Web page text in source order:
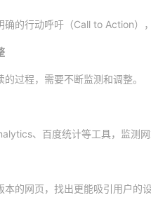
确的行动呼吁（Call to Action）
过程，需要不断监测和调整。
、百度统计等工具，监测
本的网页，找出更能吸引用户的